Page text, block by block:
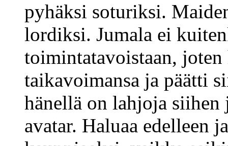
pyhäksi soturiksi.
lordiksi. Jumala ei
toimintatavoistaan,
taikavoimansa ja päätti
hänellä on lahjoja siihen
avatar. Haluaa edelleen